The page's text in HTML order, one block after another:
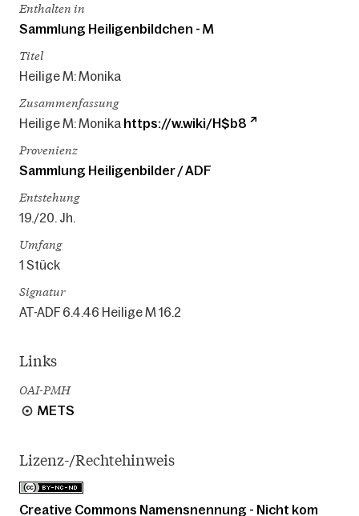
Enthalten in
Sammlung Heiligenbildchen - M
Titel
Heilige M: Monika
Zusammenfassung
Heilige M: Monika https://w.wiki/H$b8
Provenienz
Sammlung Heiligenbilder / ADF
Entstehung
19./20. Jh.
Umfang
1 Stück
Signatur
AT-ADF 6.4.46 Heilige M 16.2
Links
OAI-PMH
METS
Lizenz-/Rechtehinweis
Creative Commons Namensnennung - Nicht kom